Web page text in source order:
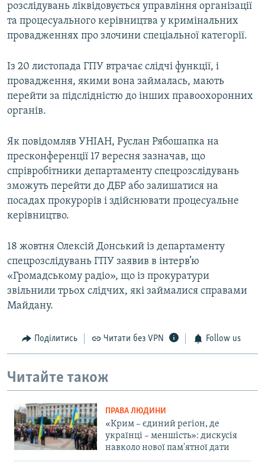
розслідувань ліквідовується управління організації
та процесуального керівництва у кримінальних
провадженнях про злочини спеціальної категорії.
Із 20 листопада ГПУ втрачає слідчі функції, і
провадження, якими вона займалась, мають
перейти за підслідністю до інших правоохоронних
органів.
Як повідомляв УНІАН, Руслан Рябошапка на
пресконференції 17 вересня зазначав, що
спрівробітники департаменту спецрозслідувань
зможуть перейти до ДБР або залишатися на
посадах прокурорів і здійснювати процесуальне
керівництво.
18 жовтня Олексій Донський із департаменту
спецрозслідувань ГПУ заявив в інтерв’ю
«Громадському радіо», що із прокуратури
звільнили трьох слідчих, які займалися справами
Майдану.
Поділитись Читати без VPN Follow us
Читайте також
ПРАВА ЛЮДИНИ
«Крим – єдиний регіон, де
українці – меншість»: дискусія
навколо нової пам'ятної дати